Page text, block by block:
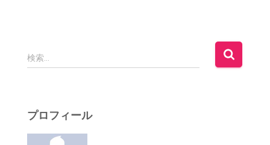
検
索
検索…
プロフィール